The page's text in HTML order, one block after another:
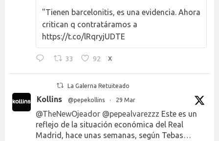
"Tienen barcelonitis, es una evidencia. Ahora
critican q contratáramos a
https://t.co/lRqryjUDTE
33 92 X
La Galerna Retuiteado
Kollins @pepekollins · 29 Mar
@TheNewOjeador @pepealvarezzz Este es un
reflejo de la situación económica del Real
Madrid, hace unas semanas, según Tebas…